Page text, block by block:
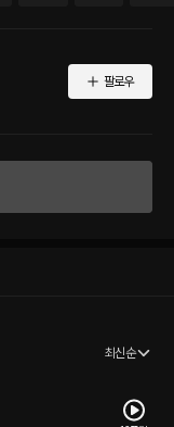
팔로우
최신순